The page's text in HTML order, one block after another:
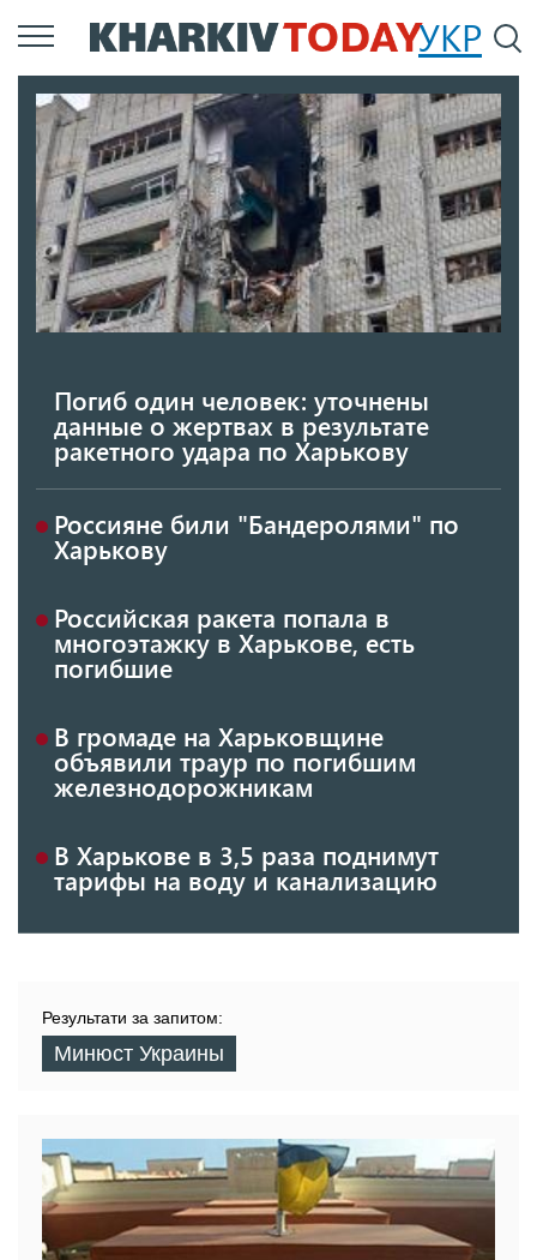
Перейти
к
содержанию
УКР
Погиб один человек: уточнены
данные о жертвах в результате
ракетного удара по Харькову
Россияне били "Бандеролями" по
Харькову
Российская ракета попала в
многоэтажку в Харькове, есть
погибшие
В громаде на Харьковщине
объявили траур по погибшим
железнодорожникам
В Харькове в 3,5 раза поднимут
тарифы на воду и канализацию
Результати за запитом:
Минюст Украины